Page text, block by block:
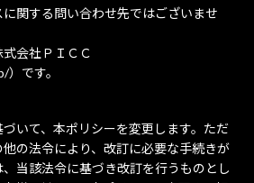
関する問い合わせ先ではございませ
会社ＰＩＣＣ
です。
いて、本ポリシーを変更します。ただ
の法令により、改訂に必要な手続きが
当該法令に基づき改訂を行うものとし